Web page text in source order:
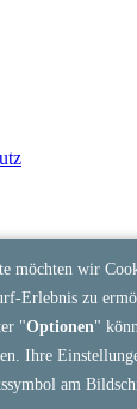
möchten wir
Erlebnis zu
"Optionen"
Ihre
am